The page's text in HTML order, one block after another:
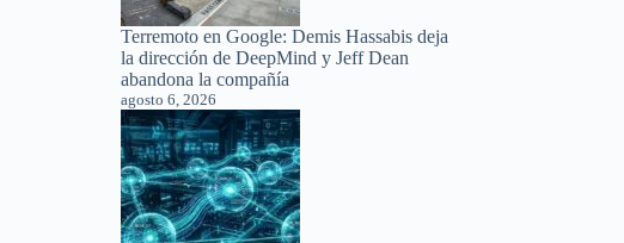
Terremoto en Google: Demis Hassabis deja
la dirección de DeepMind y Jeff Dean
abandona la compañía
agosto 6, 2026